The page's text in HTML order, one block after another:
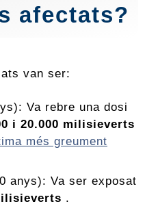
afectats?
van ser:
Va rebre una dosi
i 20.000 milisieverts
més greument
anys): Va ser exposat
.